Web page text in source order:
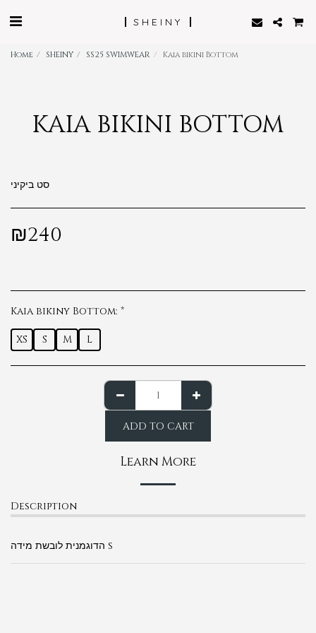
SHEINY
Home SHEINY SS25 SWIMWEAR Kaia bikini Bottom
KAIA BIKINI BOTTOM
סט ביקיני
₪240
Kaia bikiny Bottom: *
XS S M L
ADD TO CART
Learn More
Description
הדוגמנית לובשת מידה s